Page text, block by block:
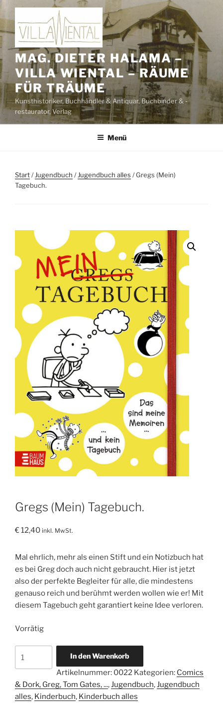
Zum
Inhalt
springen
MAG. DIETER HALAMA –
VILLA WIENTAL – RÄUME
FÜR TRÄUME
Kunsthistoriker, Buchhändler & Antiquar, Buchbinder & -
restaurator, Verlag
Menü
Start/Jugendbuch /Jugendbuch alles / Gregs (Mein)
Tagebuch.
Gregs (Mein) Tagebuch.
€12,40 inkl. MwSt.
Mal ehrlich, mehr als einen Stift und ein Notizbuch hat
es bei Greg doch auch nicht gebraucht. Hier ist jetzt
also der perfekte Begleiter für alle, die mindestens
genauso reich und berühmt werden wollen wie er! Mit
diesem Tagebuch geht garantiert keine Idee verloren.
Vorrätig
(Mein)
Menge
In den Warenkorb
Artikelnummer: 0022 Kategorien: Comics
& Dork, Greg, Tom Gates, ...,Jugendbuch,Jugendbuch
alles, Kinderbuch, Kinderbuch alles